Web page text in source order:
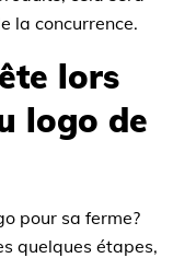
la concurrence.
lors
logo de
pour sa ferme?
quelques étapes,